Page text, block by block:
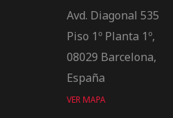
Avd. Diagonal 535
Piso 1º Planta 1º,
08029 Barcelona,
España
VER MAPA